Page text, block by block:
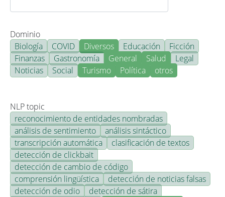
Dominio
Biología
COVID Diversos Educación
Ficción
Finanzas
Gastronomía General Salud
Legal
Noticias
Social Turismo Política otros
NLP topic
reconocimiento de entidades nombradas
análisis de sentimiento
análisis sintáctico
transcripción automática
clasificación de textos
detección de clickbait
detección de cambio de código
comprensión lingüística
detección de noticias falsas
detección de odio
detección de sátira